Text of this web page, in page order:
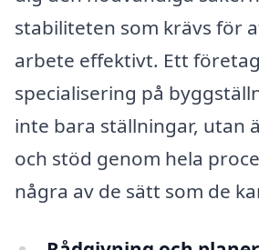
stabiliteten som krävs för
arbete effektivt. Ett
specialisering på
inte bara ställningar, utan
och stöd genom hela
några av de sätt som de